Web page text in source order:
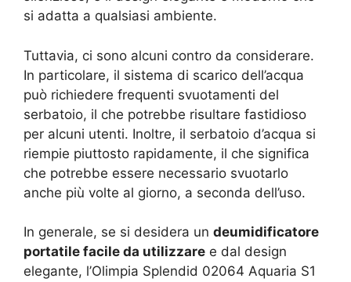
si adatta a qualsiasi ambiente.
Tuttavia, ci sono alcuni contro da considerare.
In particolare, il sistema di scarico dell’acqua
può richiedere frequenti svuotamenti del
serbatoio, il che potrebbe risultare fastidioso
per alcuni utenti. Inoltre, il serbatoio d’acqua si
riempie piuttosto rapidamente, il che significa
che potrebbe essere necessario svuotarlo
anche più volte al giorno, a seconda dell’uso.
In generale, se si desidera un deumidificatore
portatile facile da utilizzare e dal design
elegante, l’Olimpia Splendid 02064 Aquaria S1